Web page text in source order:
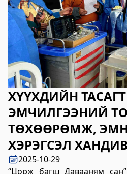
2023-06-06 14:53:59
Дэлгэрэнгүй
Булган аймгийн
хэлтэс
2023-06-06 14:50:54
Дэлгэрэнгүй
Өвөрхангай аймгийн
2023-06-06 14:46:41
Дэлгэрэнгүй
Булган аймгийн Засаг
газар
ХҮҮХДИЙН
ЭМЧИЛГЭЭНИЙ
ТӨХӨӨРӨМЖ,
ХЭРЭГСЭЛ
2025-10-29
“Цорж багш Давааням